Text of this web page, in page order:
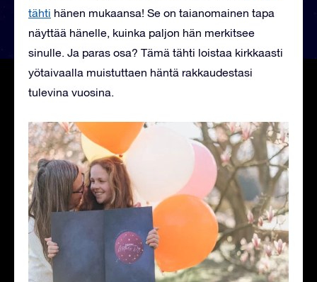
tähti hänen mukaansa! Se on taianomainen tapa
näyttää hänelle, kuinka paljon hän merkitsee
sinulle. Ja paras osa? Tämä tähti loistaa kirkkaasti
yötaivaalla muistuttaen häntä rakkaudestasi
tulevina vuosina.